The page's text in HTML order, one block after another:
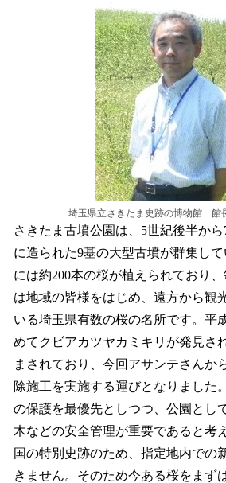
埼玉県立さきたま史跡の博物館
さきたま古墳公園は、5世紀後半か
に造られた9基の大型古墳が群集し
には約200本の桜が植えられており
は地域の皆様をはじめ、遠方から観
いる埼玉県有数の桜の名所です。平
めてクビアカツヤカミキリが発見さ
まされており、今回アサンテさんか
除施工を実施する運びとなりました
の保護を最優先としつつ、公園とし
木などの安全管理が重要であると考
国の特別史跡のため、指定地内での
きません。そのため今ある桜をまず